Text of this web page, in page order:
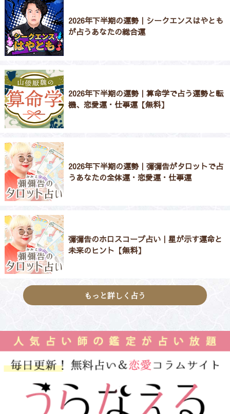
2026年下半期の運勢｜シークエンスはやとも
が占うあなたの総合運
2026年下半期の運勢｜算命学で占う運勢と転
機、恋愛運・仕事運【無料】
2026年下半期の運勢｜彌彌告がタロットで占
うあなたの全体運・恋愛運・仕事運
彌彌告のホロスコープ占い｜星が示す運命と
未来のヒント【無料】
もっと詳しく占う